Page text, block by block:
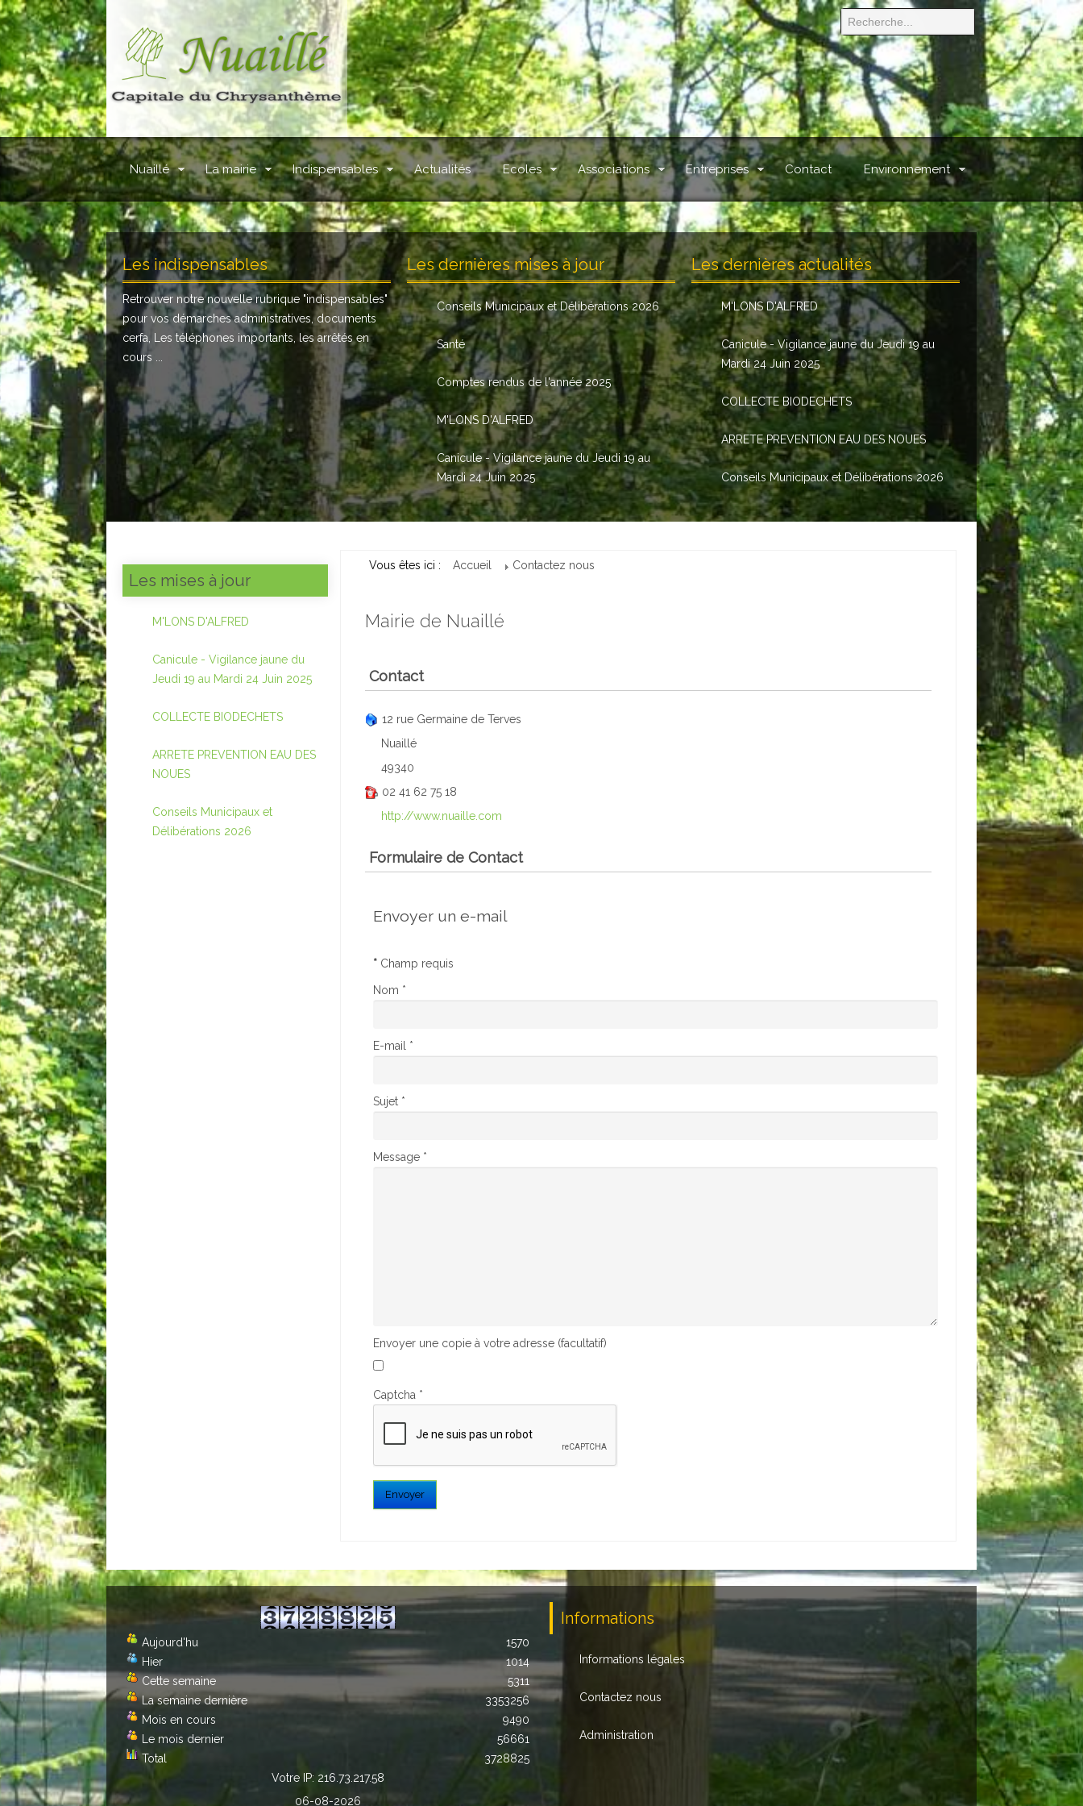
Nuaillé La mairie Indispensables Actualités Ecoles Associations Entreprises Contact Environnement
.
Les indispensables
Retrouver notre nouvelle rubrique "indispensables"
pour vos démarches administratives, documents
cerfa, Les téléphones importants, les arrêtés en
cours ...
Les dernières mises à jour
Conseils Municipaux et Délibérations 2026
Santé
Comptes rendus de l'année 2025
M'LONS D'ALFRED
Canicule - Vigilance jaune du Jeudi 19 au
Mardi 24 Juin 2025
Les dernières actualités
M'LONS D'ALFRED
Canicule - Vigilance jaune du Jeudi 19 au
Mardi 24 Juin 2025
COLLECTE BIODECHETS
ARRETE PREVENTION EAU DES NOUES
Conseils Municipaux et Délibérations 2026
Les mises à jour
M'LONS D'ALFRED
Canicule - Vigilance jaune du
Jeudi 19 au Mardi 24 Juin 2025
COLLECTE BIODECHETS
ARRETE PREVENTION EAU DES
NOUES
Conseils Municipaux et
Délibérations 2026
Vous êtes ici : Accueil Contactez nous
Mairie de Nuaillé
Contact
12 rue Germaine de Terves
Nuaillé
49340
02 41 62 75 18
http://www.nuaille.com
Formulaire de Contact
Envoyer un e-mail
* Champ requis
Nom *
E-mail *
Sujet *
Message *
Envoyer une copie à votre adresse (facultatif)
Captcha *
Envoyer
Aujourd'hu
Hier
Cette semaine
La semaine dernière
Mois en cours
Le mois dernier
Total
1570
1014
5311
3353256
9490
56661
3728825
Votre IP: 216.73.217.58
06-08-2026
Informations
Informations légales
Contactez nous
Administration